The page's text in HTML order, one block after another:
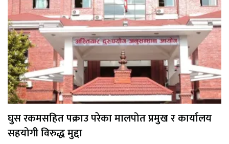
घुस रकमसहित पक्राउ परेका मालपोत प्रमुख र कार्यालय
सहयोगी विरुद्ध मुद्दा